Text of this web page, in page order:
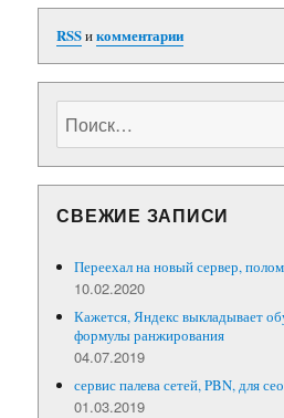
RSSикомментарии
СВЕЖИЕ ЗАПИСИ
Переехал на новый сервер,
10.02.2020
Кажется, Яндекс выкладывает
формулы ранжирования
04.07.2019
сервис палева сетей, PBN, для
01.03.2019